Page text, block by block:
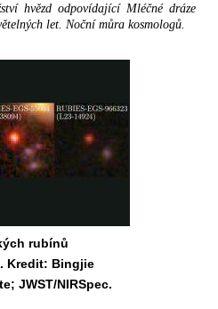
hvězd odpovídající Mléčné dráze
let. Noční můra kosmologů.
rubínů
Kredit: Bingjie
JWST/NIRSpec.